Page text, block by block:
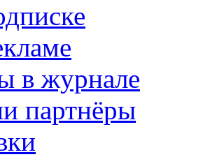
в журнале
партнёры